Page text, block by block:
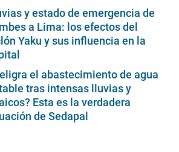
y estado de emergencia de
a Lima: los efectos del
Yaku y sus influencia en la
el abastecimiento de agua
tras intensas lluvias y
Esta es la verdadera
de Sedapal